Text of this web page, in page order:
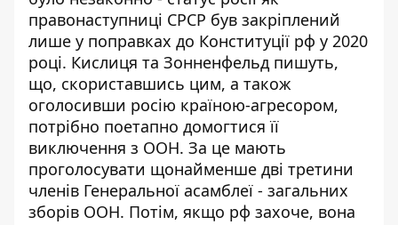
правонаступниці СРСР був закріплений
лише у поправках до Конституції рф у 2020
році. Кислиця та Зонненфельд пишуть,
що, скориставшись цим, а також
оголосивши росію країною-агресором,
потрібно поетапно домогтися її
виключення з ООН. За це мають
проголосувати щонайменше дві третини
членів Генеральної асамблеї - загальних
зборів ООН. Потім, якщо рф захоче, вона